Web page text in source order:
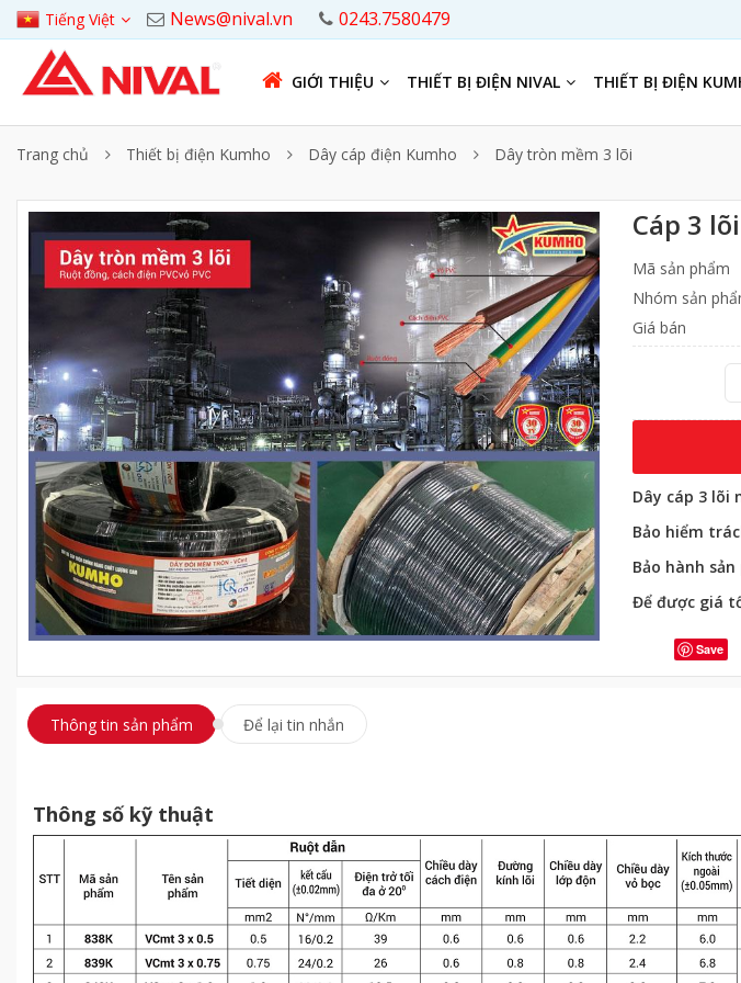
Tiếng Việt News@nival.vn 0243.7580479
GIỚI THIỆU THIẾT BỊ ĐIỆN NIVAL THIẾT BỊ ĐIỆN
Trang chủ Thiết bị điện Kumho Dây cáp điện Kumho Dây tròn mềm 3 lõi
Cáp 3
Mã sản phẩm
Nhóm sản
Giá bán
Dây cáp 3 lõi
Bảo hiểm
Bảo hành
Để được giá
Save
Thông tin sản phẩm Để lại tin nhắn
Thông số kỹ thuật